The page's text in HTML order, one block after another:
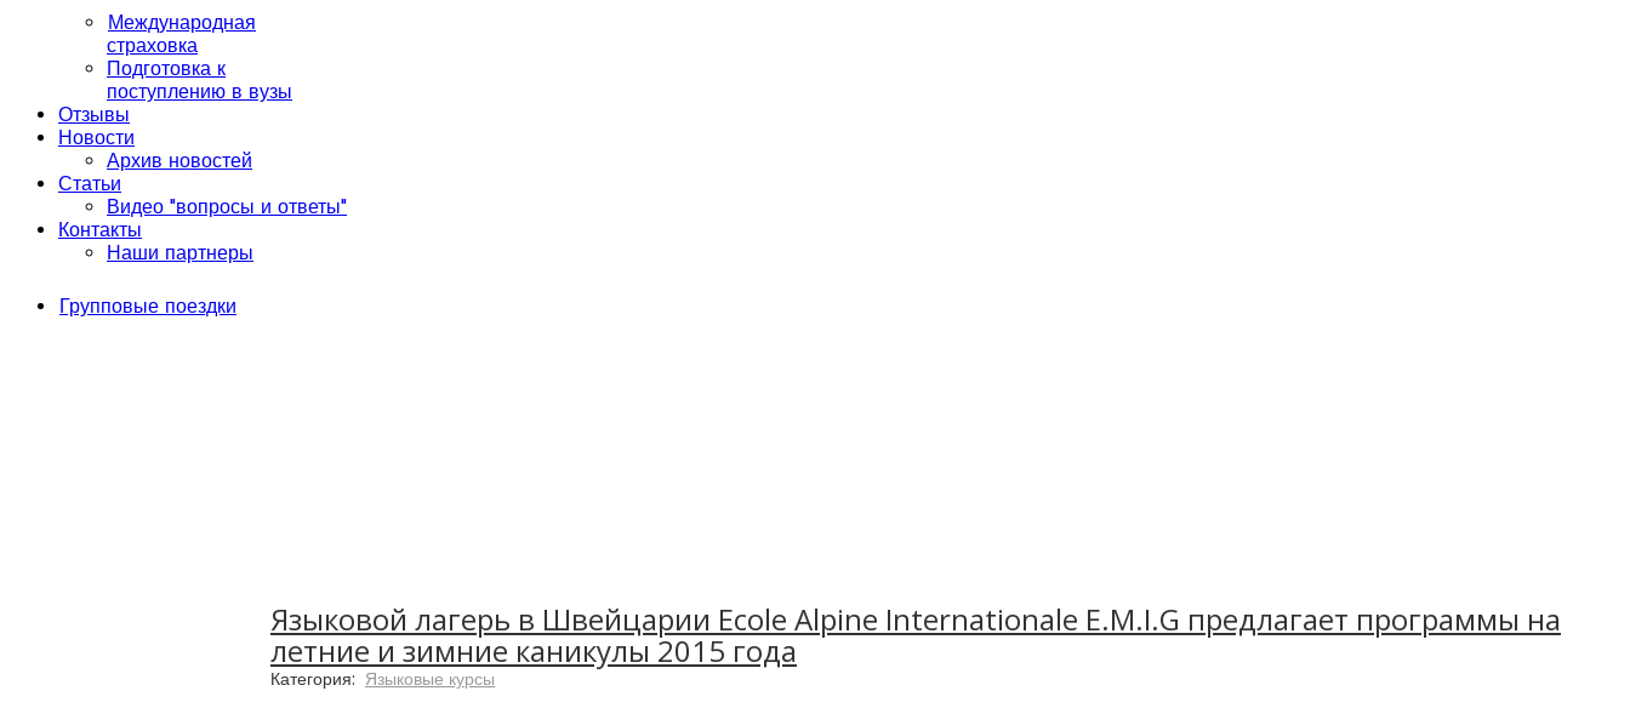
Международная
страховка
Подготовка к
поступлению в вузы
Отзывы
Новости
Архив новостей
Статьи
Видео "вопросы и ответы"
Контакты
Наши партнеры
Групповые поездки
Языковой лагерь в Швейцарии Ecole Alpine Internationale E.M.I.G предлагает программы на
летние и зимние каникулы 2015 года
Категория: Языковые курсы